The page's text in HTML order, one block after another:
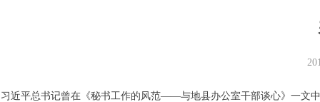
习近平总书记曾在《秘书工作的风范——与地县办公室干部谈心》一文